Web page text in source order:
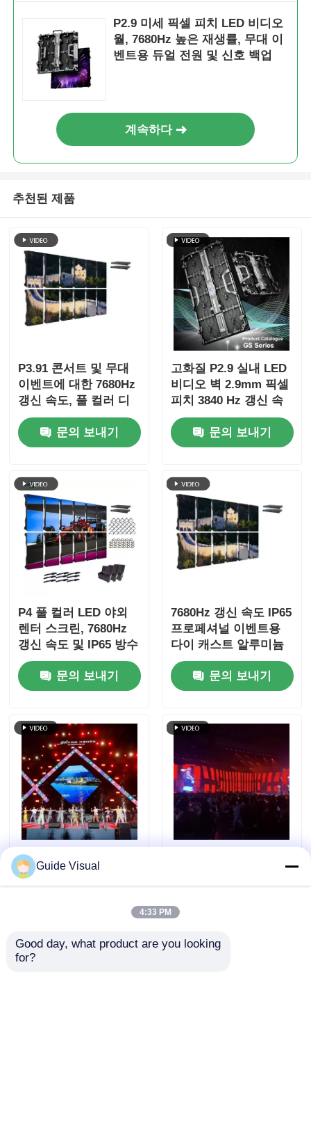
P2.9 미세 픽셀 피치 LED 비디오
월, 7680Hz 높은 재생률, 무대 이
벤트용 듀얼 전원 및 신호 백업
계속하다
추천된 제품
P3.91 콘서트 및 무대
이벤트에 대한 7680Hz
갱신 속도, 풀 컬러 디
스플레이 및 IP65 보호
문의 보내기
고화질 P2.9 실내 LED
비디오 벽 2.9mm 픽셀
피치 3840 Hz 갱신 속
도 및 4500cd/sqm 밝
기
문의 보내기
P4 풀 컬러 LED 야외
렌터 스크린, 7680Hz
갱신 속도 및 IP65 방수
HD 비디오 벽 화면
문의 보내기
7680Hz 갱신 속도 IP65
프로페셔널 이벤트용
다이 캐스트 알루미늄
캐비닛과 함께 방수
LED 비디오 벽
문의 보내기
가이드 비주얼 GS 시리
즈 P4.81 야외 렌터
LED 디스플레이 엔트
LED 디스플레이
5000nit IP65 디지털 사
이니지, 7680Hz 듀얼
백업
Guide Visual
4:33 PM
Good day, what product are you looking
for?